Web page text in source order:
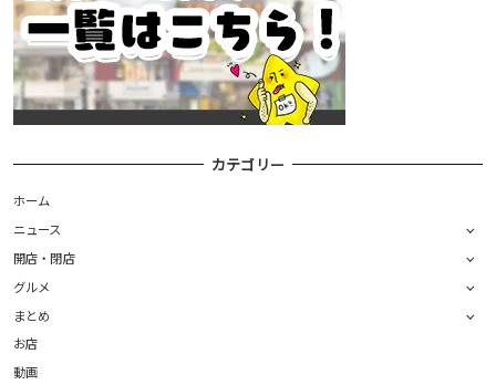
カテゴリー
ホーム
ニュース
開店・閉店
グルメ
まとめ
お店
動画